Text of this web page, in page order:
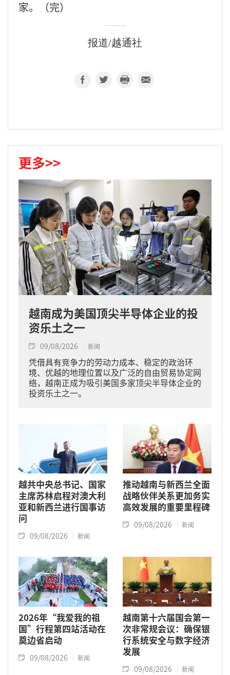
家。（完）
报道/越通社
更多>>
越南成为美国顶尖半导体企业的投
资乐土之一
09/08/2026 新闻
凭借具有竞争力的劳动力成本、稳定的政治环
境、优越的地理位置以及广泛的自由贸易协定网
络，越南正成为吸引美国多家顶尖半导体企业的
投资乐土之一。
越共中央总书记、国家
主席苏林启程对澳大利
亚和新西兰进行国事访
问
09/08/2026 新闻
推动越南与新西兰全面
战略伙伴关系更加务实
高效发展的重要里程碑
09/08/2026 新闻
2026年“我爱我的祖
国”行程第四站活动在
奠边省启动
09/08/2026 新闻
越南第十六届国会第一
次非常规会议：确保银
行系统安全与数字经济
发展
09/08/2026 新闻